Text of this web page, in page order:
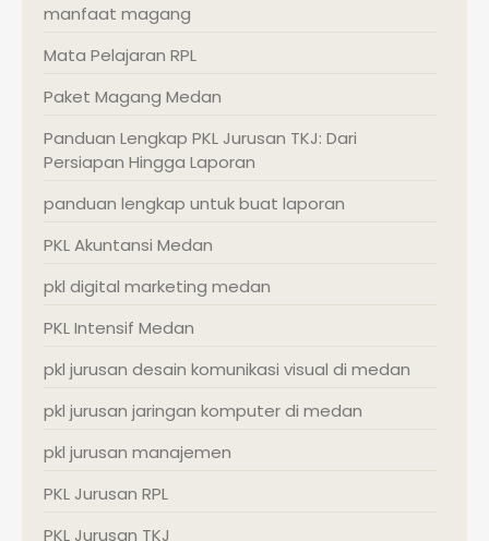
manfaat magang
Mata Pelajaran RPL
Paket Magang Medan
Panduan Lengkap PKL Jurusan TKJ: Dari
Persiapan Hingga Laporan
panduan lengkap untuk buat laporan
PKL Akuntansi Medan
pkl digital marketing medan
PKL Intensif Medan
pkl jurusan desain komunikasi visual di medan
pkl jurusan jaringan komputer di medan
pkl jurusan manajemen
PKL Jurusan RPL
PKL Jurusan TKJ